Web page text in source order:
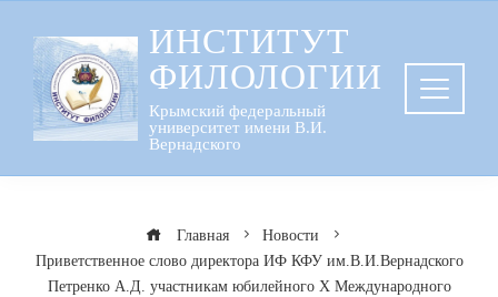
содержанию
ИНСТИТУТ
ФИЛОЛОГИИ
Крымский федеральный
университет имени В.И.
Вернадского
Главная
Новости
Приветственное слово директора ИФ КФУ им.В.И.Вернадского
Петренко А.Д. участникам юбилейного Х Международного